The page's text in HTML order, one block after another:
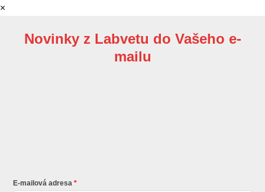
×
Novinky z Labvetu do Vašeho e-
mailu
E-mailová adresa